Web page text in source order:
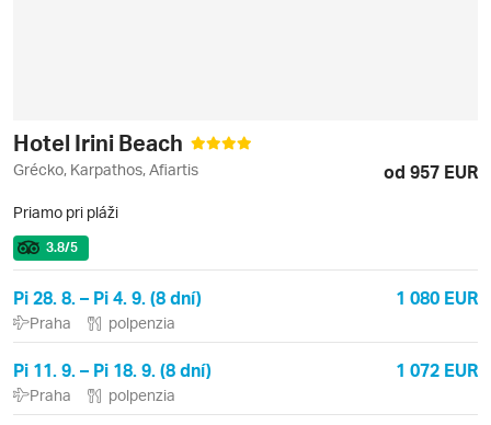
Hotel Irini Beach
Grécko, Karpathos, Afiartis od 957 EUR
Priamo pri pláži
3.8/5
Pi 28. 8. – Pi 4. 9. (8 dní) 1 080 EUR
Praha polpenzia
Pi 11. 9. – Pi 18. 9. (8 dní) 1 072 EUR
Praha polpenzia